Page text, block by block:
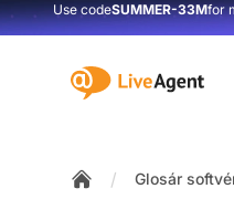
Use codeSUMMER-33Mfor
:site.title
/ Glosár